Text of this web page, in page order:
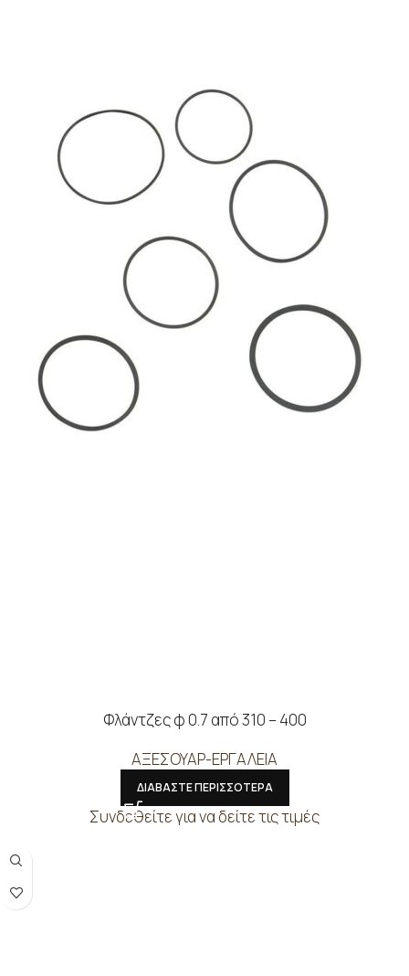
Φλάντζες φ 0.7 από 310 – 400
ΑΞΕΣΟΥΑΡ-ΕΡΓΑΛΕΙΑ
ΔΙΑΒΑΣΤΕ ΠΕΡΙΣΣΟΤΕΡΑ
Συνδεθείτε για να δείτε τις τιμές